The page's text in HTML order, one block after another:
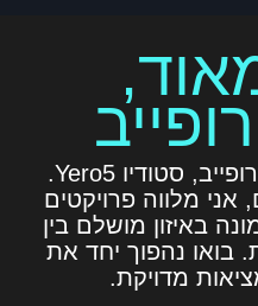
נעים מאוד, אני אורית ירופייב, סטודיו Yero5.
מלווה פרויקטים
באיזון מושלם בין
בואו נהפוך יחד את
מדויקת.